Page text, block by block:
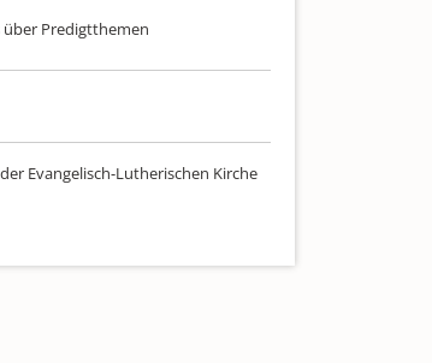
über Predigtthemen
Evangelisch-Lutherischen Kirche